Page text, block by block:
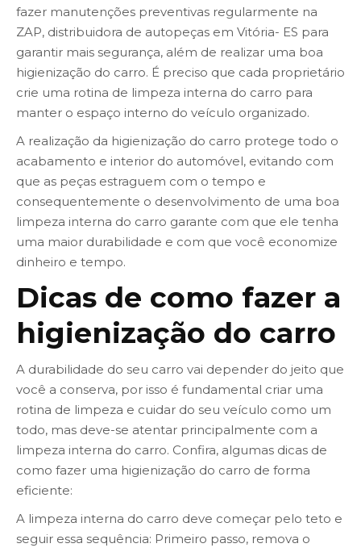
fazer manutenções preventivas regularmente na
ZAP, distribuidora de autopeças em Vitória- ES para
garantir mais segurança, além de realizar uma boa
higienização do carro. É preciso que cada proprietário
crie uma rotina de limpeza interna do carro para
manter o espaço interno do veículo organizado.
A realização da higienização do carro protege todo o
acabamento e interior do automóvel, evitando com
que as peças estraguem com o tempo e
consequentemente o desenvolvimento de uma boa
limpeza interna do carro garante com que ele tenha
uma maior durabilidade e com que você economize
dinheiro e tempo.
Dicas de como fazer a
higienização do carro
A durabilidade do seu carro vai depender do jeito que
você a conserva, por isso é fundamental criar uma
rotina de limpeza e cuidar do seu veículo como um
todo, mas deve-se atentar principalmente com a
limpeza interna do carro. Confira, algumas dicas de
como fazer uma higienização do carro de forma
eficiente:
A limpeza interna do carro deve começar pelo teto e
seguir essa sequência: Primeiro passo, remova o